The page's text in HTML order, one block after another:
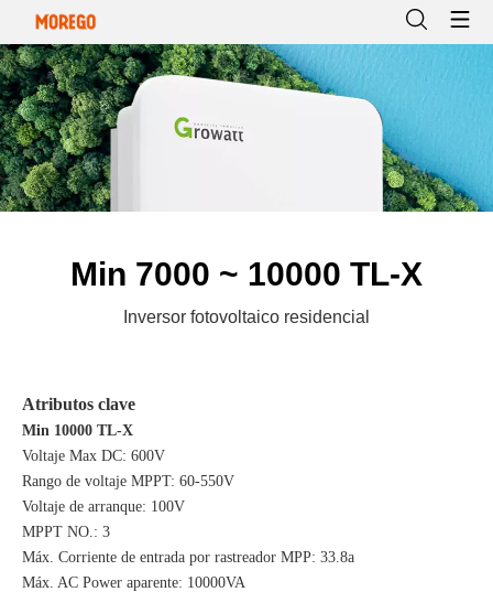
Min 7000 ~ 10000 TL-X
Inversor fotovoltaico residencial
Atributos clave
Min 10000 TL-X
Voltaje Max DC: 600V
Rango de voltaje MPPT: 60-550V
Voltaje de arranque: 100V
MPPT NO.: 3
Máx. Corriente de entrada por rastreador MPP: 33.8a
Máx. AC Power aparente: 10000VA